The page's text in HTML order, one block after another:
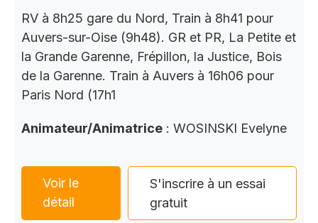
RV à 8h25 gare du Nord, Train à 8h41 pour
Auvers-sur-Oise (9h48). GR et PR, La Petite et
la Grande Garenne, Frépillon, la Justice, Bois
de la Garenne. Train à Auvers à 16h06 pour
Paris Nord (17h1
Animateur/Animatrice : WOSINSKI Evelyne
Voir le
détail
S'inscrire à un essai
gratuit